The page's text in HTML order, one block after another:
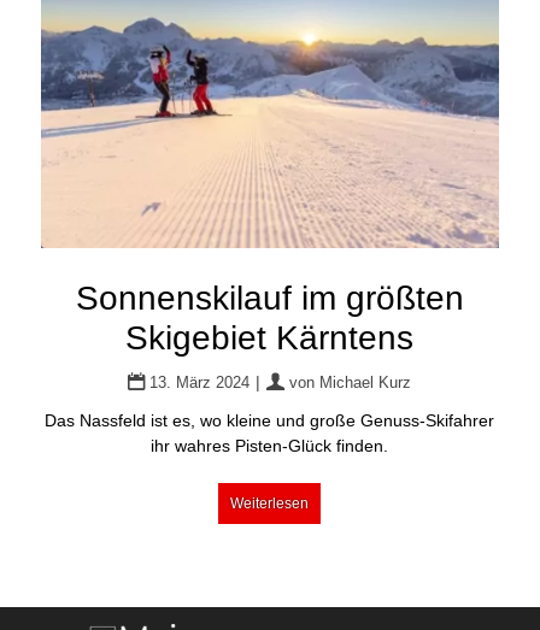
Sonnenskilauf im größten
Skigebiet Kärntens
13. März 2024 | von Michael Kurz
Das Nassfeld ist es, wo kleine und große Genuss-Skifahrer
ihr wahres Pisten-Glück finden.
Weiterlesen